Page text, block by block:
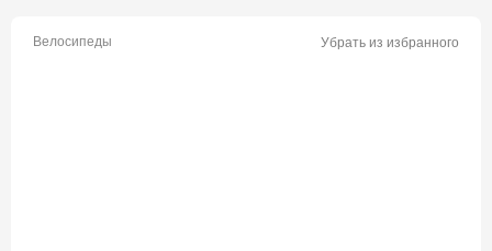
Велосипеды Убрать из избранного